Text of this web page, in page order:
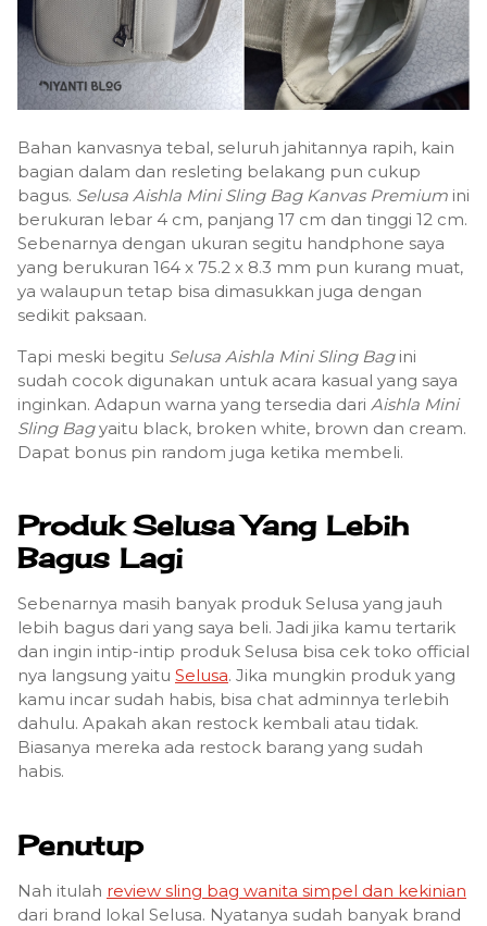
Bahan kanvasnya tebal, seluruh jahitannya rapih, kain
bagian dalam dan resleting belakang pun cukup
bagus. Selusa Aishla Mini Sling Bag Kanvas Premium ini
berukuran lebar 4 cm, panjang 17 cm dan tinggi 12 cm.
Sebenarnya dengan ukuran segitu handphone saya
yang berukuran 164 x 75.2 x 8.3 mm pun kurang muat,
ya walaupun tetap bisa dimasukkan juga dengan
sedikit paksaan.
Tapi meski begitu Selusa Aishla Mini Sling Bagini
sudah cocok digunakan untuk acara kasual yang saya
inginkan. Adapun warna yang tersedia dari Aishla Mini
Sling Bagyaitu black, broken white, brown dan cream.
Dapat bonus pin random juga ketika membeli.
Produk Selusa Yang Lebih
Bagus Lagi
Sebenarnya masih banyak produk Selusa yang jauh
lebih bagus dari yang saya beli. Jadi jika kamu tertarik
dan ingin intip-intip produk Selusa bisa cek toko official
nya langsung yaitu Selusa. Jika mungkin produk yang
kamu incar sudah habis, bisa chat adminnya terlebih
dahulu. Apakah akan restock kembali atau tidak.
Biasanya mereka ada restock barang yang sudah
habis.
Penutup
Nah itulah review sling bag wanita simpel dan kekinian
dari brand lokal Selusa. Nyatanya sudah banyak brand